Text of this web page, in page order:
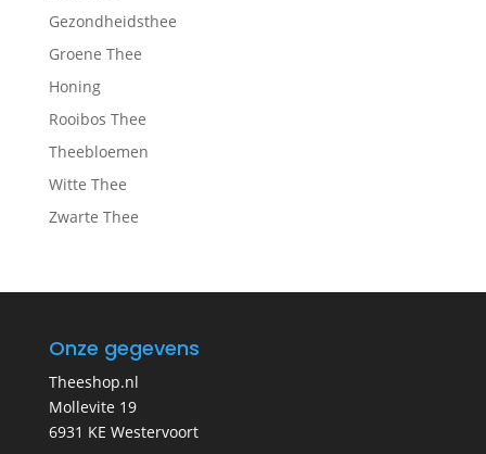
Gezondheidsthee
Groene Thee
Honing
Rooibos Thee
Theebloemen
Witte Thee
Zwarte Thee
Onze gegevens
Theeshop.nl
Mollevite 19
6931 KE Westervoort